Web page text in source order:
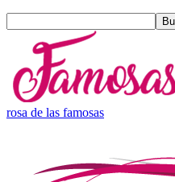
rosa de las famosas